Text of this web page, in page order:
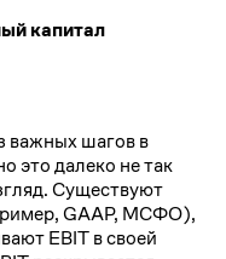
капитал
важных шагов в
это далеко не так
Существуют
GAAP, МСФО),
EBIT в своей